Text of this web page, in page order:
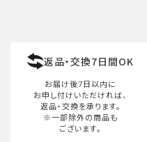
返品・交換7日間OK
お届け後7日以内に
お申し付けいただければ、
返品・交換を承ります。
※一部除外の商品も
ございます。